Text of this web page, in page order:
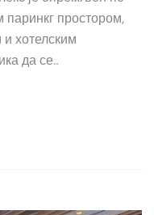
простором,
хотелским
да се...